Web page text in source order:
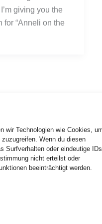
wir Technologien wie Cookies,
Wenn du diesen
Surfverhalten oder eindeutige IDs
nicht erteilst oder
beeinträchtigt werden.
giving you the
for “Anneli on the